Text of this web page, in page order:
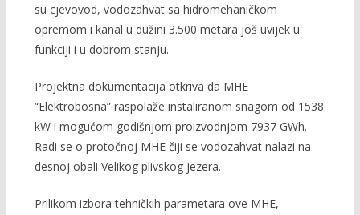
su cjevovod, vodozahvat sa hidromehaničkom
opremom i kanal u dužini 3.500 metara još uvijek u
funkciji i u dobrom stanju.
Projektna dokumentacija otkriva da MHE
“Elektrobosna” raspolaže instaliranom snagom od 1538
kW i mogućom godišnjom proizvodnjom 7937 GWh.
Radi se o protočnoj MHE čiji se vodozahvat nalazi na
desnoj obali Velikog plivskog jezera.
Prilikom izbora tehničkih parametara ove MHE,